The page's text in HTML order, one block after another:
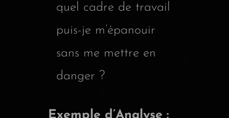
quel cadre de travail
puis-je m’épanouir
sans me mettre en
danger ?
Exemple d’Analyse :